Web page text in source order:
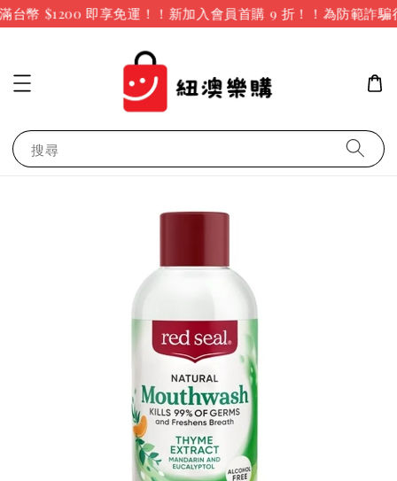
台幣 $1200 即享免運！！新加入會員首購 9 折！！ 為防範詐騙
搜尋